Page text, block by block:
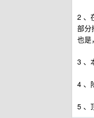
2 、
部分
也是
3 、
4 、
5 、